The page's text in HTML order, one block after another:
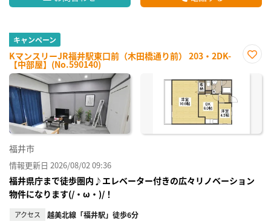
キャンペーン
KマンスリーJR福井駅東口前（木田橋通り前） 203・2DK-
【中部屋】(No.590140)
に入
福井市
情報更新日 2026/08/02 09:36
福井県庁まで徒歩圏内♪エレベーター付きの広々リノベーション
物件になります(/・ω・)/！
アクセス 越美北線「福井駅」徒歩6分